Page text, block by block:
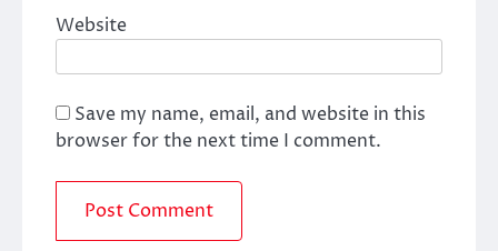
Website
Save my name, email, and website in this
browser for the next time I comment.